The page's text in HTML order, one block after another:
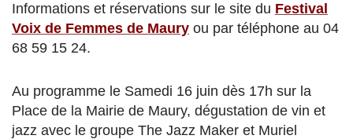
Informations et réservations sur le site du Festival
Voix de Femmes de Maury ou par téléphone au 04
68 59 15 24.
Au programme le Samedi 16 juin dès 17h sur la
Place de la Mairie de Maury, dégustation de vin et
jazz avec le groupe The Jazz Maker et Muriel